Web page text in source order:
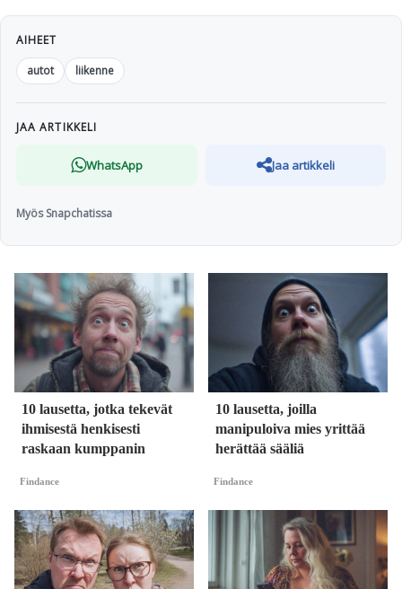
AIHEET
autot
liikenne
JAA ARTIKKELI
WhatsApp Jaa artikkeli
Myös Snapchatissa
10 lausetta, jotka tekevät
ihmisestä henkisesti
raskaan kumppanin
Findance
10 lausetta, joilla
manipuloiva mies yrittää
herättää sääliä
Findance